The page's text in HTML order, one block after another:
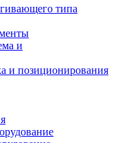
типа
и
и позиционирования